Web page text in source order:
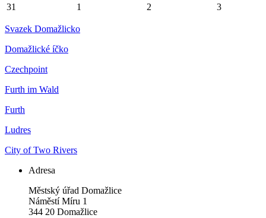
31
1 2 3
Svazek Domažlicko
Domažlické íčko
Czechpoint
Furth im Wald
Furth
Ludres
City of Two Rivers
Adresa
Městský úřad Domažlice
Náměstí Míru 1
344 20 Domažlice